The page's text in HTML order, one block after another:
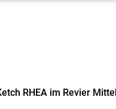
RHEA im Revier